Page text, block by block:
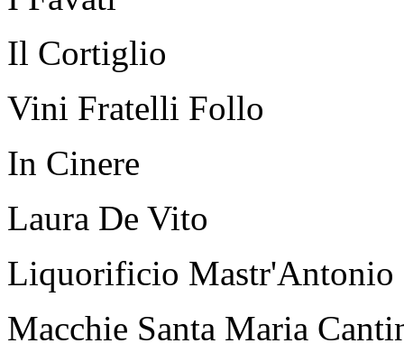
Il Cortiglio
Vini Fratelli Follo
In Cinere
Laura De Vito
Liquorificio Mastr'Antonio
Macchie Santa Maria